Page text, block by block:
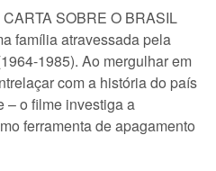
SOBRE O BRASIL
família atravessada pela
1985). Ao mergulhar em
com a história do país
– o filme investiga a
ferramenta de apagamento